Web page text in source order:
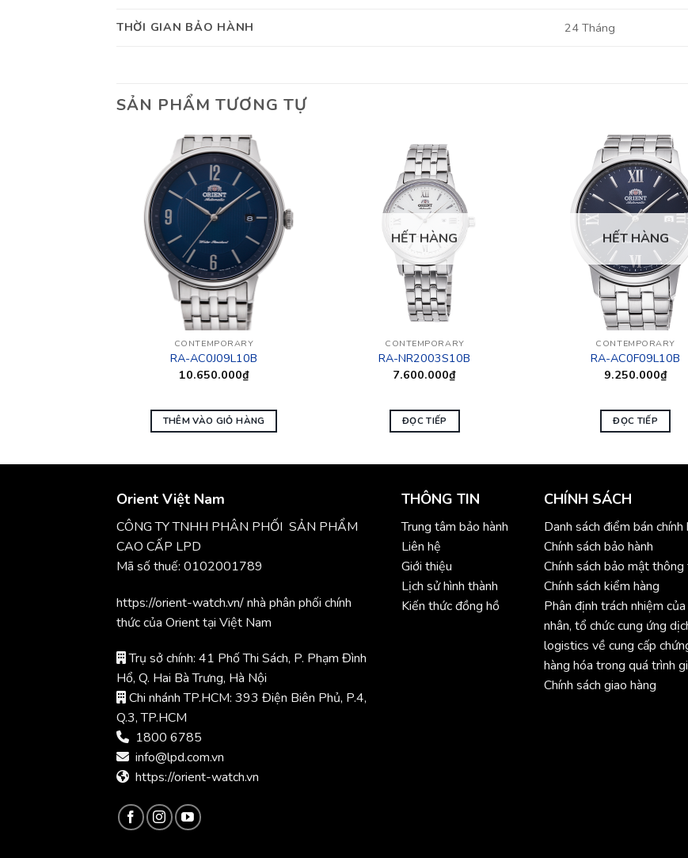
THỜI GIAN BẢO HÀNH 24 Tháng
SẢN PHẨM TƯƠNG TỰ
CONTEMPORARY
RA-AC0J09L10B
10.650.000₫
THÊM VÀO GIỎ HÀNG
HẾT HÀNG
CONTEMPORARY
RA-NR2003S10B
7.600.000₫
ĐỌC TIẾP
HẾT HÀNG
CONTEMPORARY
RA-AC0F09L10B
9.250.000₫
ĐỌC TIẾP
Orient Việt Nam
CÔNG TY TNHH PHÂN PHỐI SẢN PHẨM
CAO CẤP LPD
Mã số thuế: 0102001789
https://orient-watch.vn/ nhà phân phối chính
thức của Orient tại Việt Nam
Trụ sở chính: 41 Phố Thi Sách, P. Phạm Đình
Hổ, Q. Hai Bà Trưng, Hà Nội
Chi nhánh TP.HCM: 393 Điện Biên Phủ, P.4,
Q.3, TP.HCM
1800 6785
info@lpd.com.vn
https://orient-watch.vn
THÔNG TIN
Trung tâm bảo hành
Liên hệ
Giới thiệu
Lịch sử hình thành
Kiến thức đồng hồ
CHÍNH SÁCH
Danh sách điểm bán chính
Chính sách bảo hành
Chính sách bảo mật thông
Chính sách kiểm hàng
Phân định trách nhiệm
nhân, tổ chức cung ứng
logistics về cung cấp
hàng hóa trong quá trình
Chính sách giao hàng